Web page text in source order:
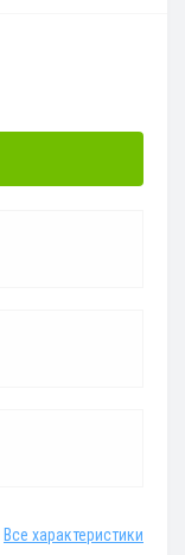
Все характеристики